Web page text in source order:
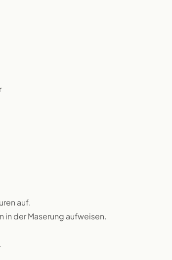
auf.
in der Maserung aufweisen.